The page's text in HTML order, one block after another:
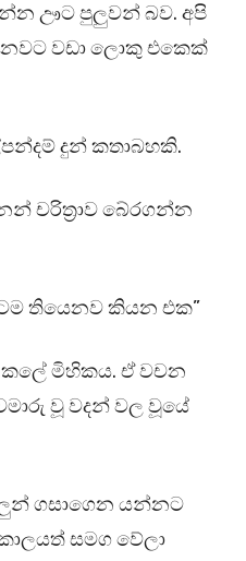
ඌට පුලුවන් බව. අපි
වඩා ලොකු එකෙක්
දුන් කතාබහකි.
චරිත්‍රාව බේරගන්න
තියෙනව කියන එක”
මිහිකය. ඒ වචන
වූ වදන් වල වූයේ
ගසාගෙන යන්නට
සමග වේලා